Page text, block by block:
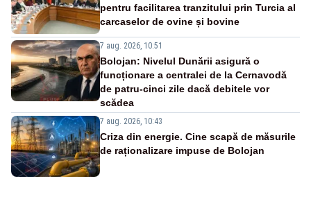
pentru facilitarea tranzitului prin Turcia al
carcaselor de ovine și bovine
7 aug. 2026, 10:51
Bolojan: Nivelul Dunării asigură o
funcționare a centralei de la Cernavodă
de patru-cinci zile dacă debitele vor
scădea
7 aug. 2026, 10:43
Criza din energie. Cine scapă de măsurile
de raționalizare impuse de Bolojan